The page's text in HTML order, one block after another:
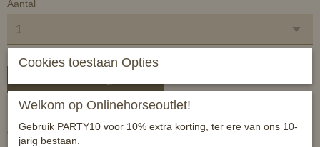
Aantal
checken en bijhouden.
Cookies toestaan Opties
Welkom op Onlinehorseoutlet!
Gebruik PARTY10 voor 10% extra korting, ter ere van ons 10-
jarig bestaan.